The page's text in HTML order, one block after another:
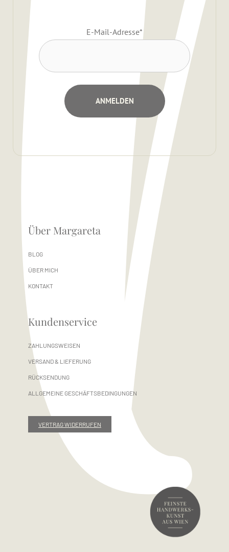
E-Mail-Adresse*
Über Margareta
BLOG
ÜBER MICH
KONTAKT
Kundenservice
ZAHLUNGSWEISEN
VERSAND & LIEFERUNG
RÜCKSENDUNG
ALLGEMEINE GESCHÄFTSBEDINGUNGEN
VERTRAG WIDERRUFEN